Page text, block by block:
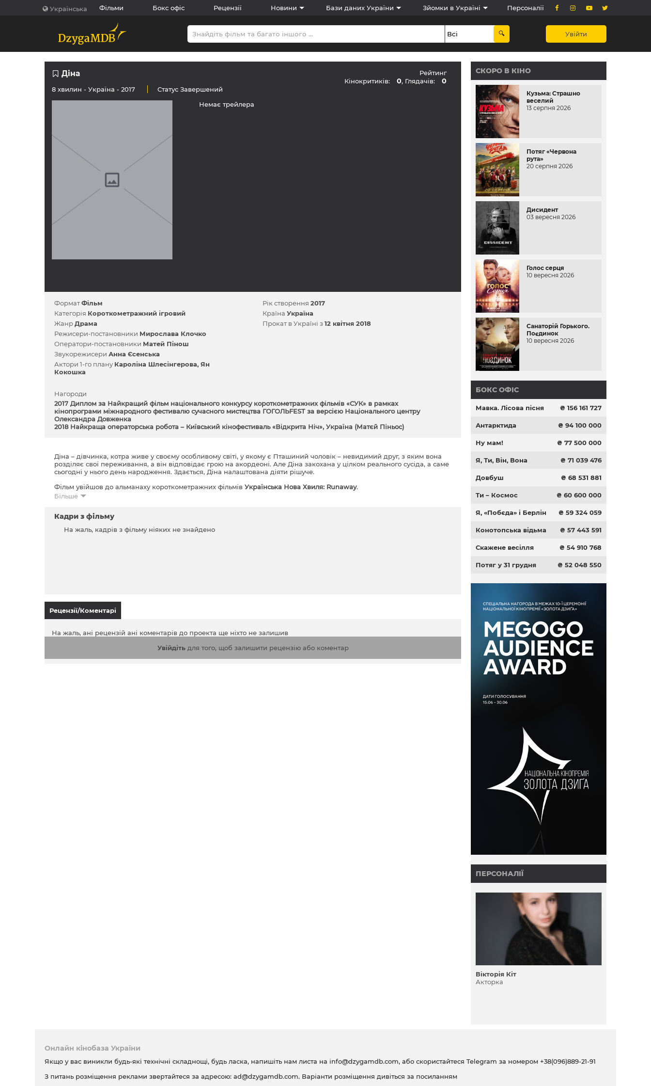
Українська Фільми Бокс офіс Рецензії Новини Бази даних України Зйомки в Україні Персоналії
Увійти
Діна
8 хвилин - Україна - 2017 Статус Завершений
Рейтинг
Кінокритиків:
0, Глядачів: 0
Немає трейлера
ФорматФільм
Категорія Короткометражний ігровий
ЖанрДрама
Режисери-постановники Мирослава Клочко
Оператори-постановники Матей Пінош
Звукорежисери Анна Єсенська
Актори 1-го плану Кароліна Шлесінгерова Ян
Кокошка
Рік створення 2017
Країна Україна
Прокат в Україні з 12 квітня 2018
Нагороди
2017 Диплом за Найкращий фільм національного конкурсу короткометражних фільмів «СУК» в рамках
кінопрограми міжнародного фестивалю сучасного мистецтва ГОГОЛЬFEST за версією Національного центру
Олександра Довженка
2018 Найкраща операторська робота – Київський кінофестиваль «Відкрита Ніч», Україна (Матєй Піньос)
Діна – дівчинка, котра живе у своєму особливому світі, у якому є Пташиний чоловік – невидимий друг, з яким вона
розділяє свої переживання, а він відповідає грою на акордеоні. Але Діна закохана у цілком реального сусіда, а саме
сьогодні у нього день народження. Здається, Діна налаштована діяти рішуче.
Фільм увійшов до альманаху короткометражних фільмів Українська Нова Хвиля: Runaway.
Більше
Кадри з фільму
На жаль, кадрів з фільму ніяких не знайдено
Рецензії/Коментарі
На жаль, ані рецензій ані коментарів до проекта ще ніхто не залишив
Увійдітьдля того, щоб залишити рецензію або коментар
СКОРО В КІНО
Кузьма: Страшно
веселий
13 серпня 2026
Потяг «Червона
рута»
20 серпня 2026
Дисидент
03 вересня 2026
Голос серця
10 вересня 2026
Санаторій Горького.
Поєдинок
10 вересня 2026
БОКС ОФІС
Мавка. Лісова пісня ₴ 156 161 727
Антарктида ₴ 94 100 000
Ну мам! ₴ 77 500 000
Я, Ти, Він, Вона ₴ 71 039 476
Довбуш ₴ 68 531 881
Ти – Космос ₴ 60 600 000
Я, «Побєда» і Берлін ₴ 59 324 059
Конотопська відьма ₴ 57 443 591
Скажене весілля ₴ 54 910 768
Потяг у 31 грудня ₴ 52 048 550
ПЕРСОНАЛІЇ
Вікторія Кіт
Акторка
Онлайн кінобаза України
Якщо у вас виникли будь-які технічні складнощі, будь ласка, напишіть нам листа на info@dzygamdb.com, або скористайтеся Telegram за номером +38(096)889-21-91
З питань розміщення реклами звертайтеся за адресою: ad@dzygamdb.com. Варіанти розміщення дивіться за посиланням